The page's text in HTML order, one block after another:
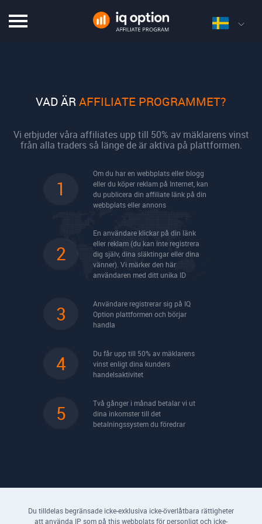
VAD ÄRAFFILIATE PROGRAMMET?
Vi erbjuder våra affiliates upp till 50% av mäklarens vinst
från alla traders så länge de är aktiva på plattformen.
1
Om du har en webbplats eller blogg
eller du köper reklam på Internet, kan
du publicera din affiliate länk på din
webbplats eller annons
2
En användare klickar på din länk
eller reklam (du kan inte registrera
dig själv, dina släktingar eller dina
vänner). Vi märker den här
användaren med ditt unika ID
3
Användare registrerar sig på IQ
Option plattformen och börjar
handla
4
Du får upp till 50% av mäklarens
vinst enligt dina kunders
handelsaktivitet
5
Två gånger i månad betalar vi ut
dina inkomster till det
betalningssystem du föredrar
Du tilldelas begränsade icke-exklusiva icke-överlåtbara rättigheter
att använda IP som på this webbplats för personligt och icke-